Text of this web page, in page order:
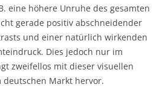
eine höhere Unruhe des gesamten
gerade positiv abschneidender
und einer natürlich wirkenden
Dies jedoch nur im
zweifellos mit dieser visuellen
deutschen Markt hervor.